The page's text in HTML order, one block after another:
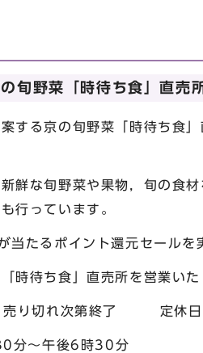
野菜「時待ち食」直売
する京の旬野菜「時待ち食
鮮な旬野菜や果物，旬の食
行っています。
たるポイント還元セール
時待ち食」直売所を営業いた
売り切れ次第終了 定休日
分～午後6時30分